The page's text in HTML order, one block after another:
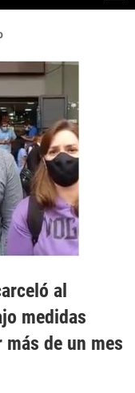
al
medidas
de un mes